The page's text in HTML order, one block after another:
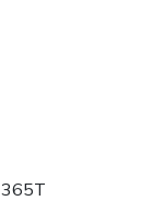
365T